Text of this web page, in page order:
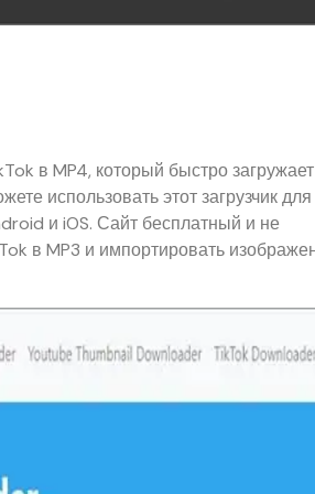
в MP4, который быстро загружает
использовать этот загрузчик для
и iOS. Сайт бесплатный и не
в MP3 и импортировать